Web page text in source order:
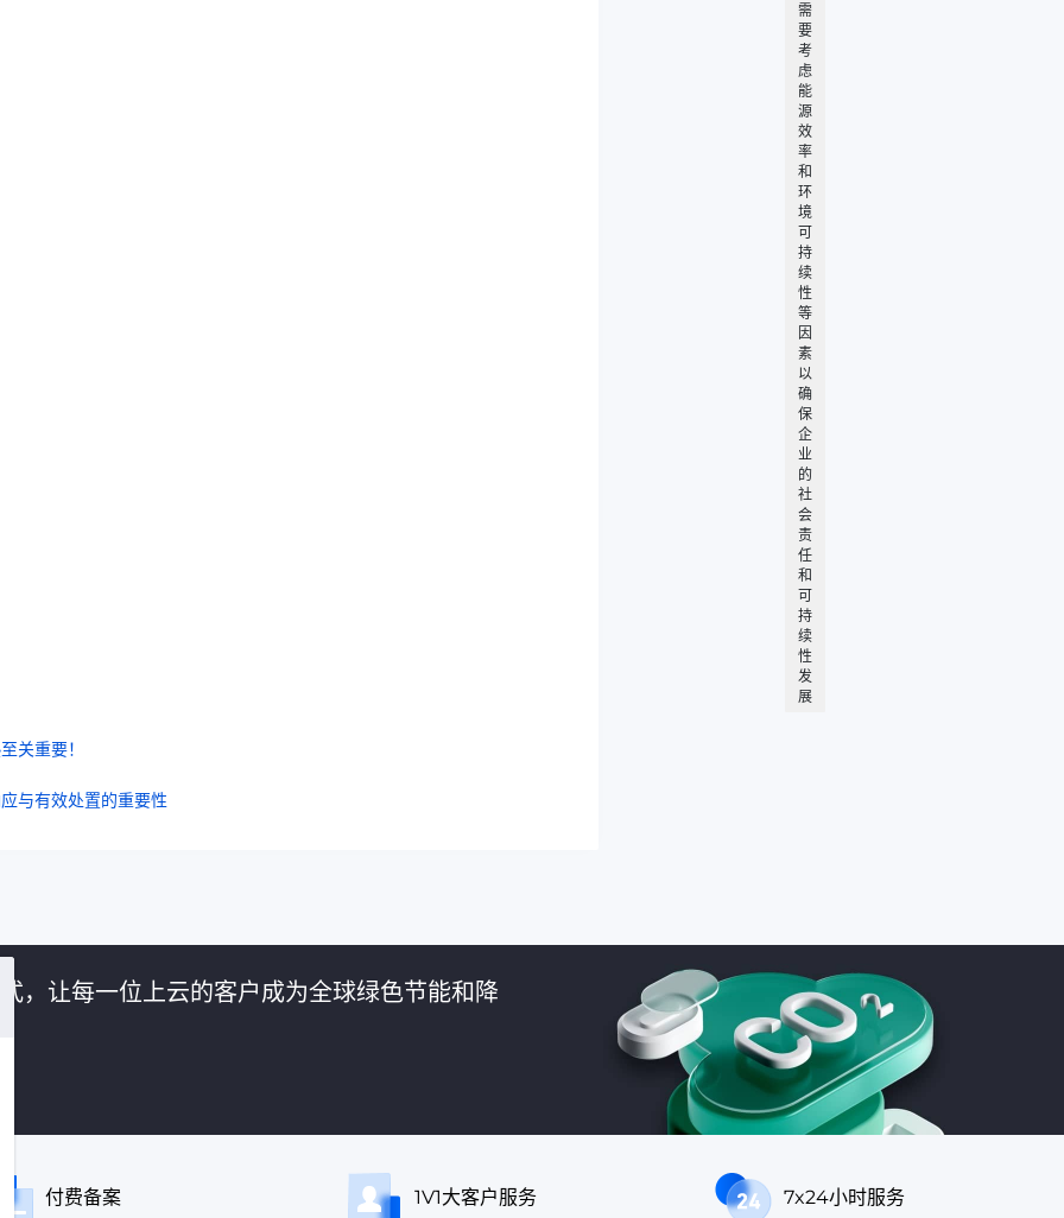
需
要
考
虑
能
源
效
率
和
环
境
可
持
续
性
等
因
素
以
确
保
企
业
的
社
会
责
任
和
可
持
续
性
发
展
关重要！
与有效处置的重要性
，让每一位上云的客户成为全球绿色节能和降
付费备案 1V1大客户服务 7x24小时服务